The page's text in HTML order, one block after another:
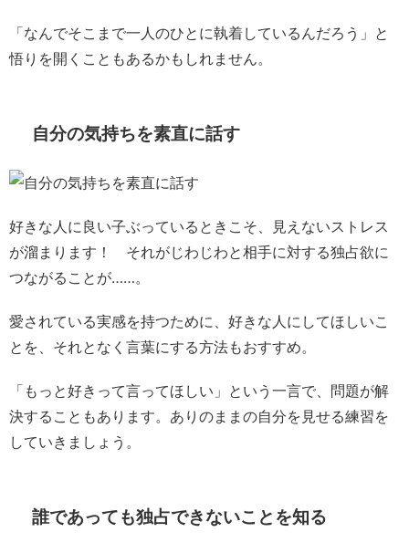
「なんでそこまで一人のひとに執着しているんだろう」と
悟りを開くこともあるかもしれません。
自分の気持ちを素直に話す
好きな人に良い子ぶっているときこそ、見えないストレス
が溜まります！ それがじわじわと相手に対する独占欲に
つながることが……。
愛されている実感を持つために、好きな人にしてほしいこ
とを、それとなく言葉にする方法もおすすめ。
「もっと好きって言ってほしい」という一言で、問題が解
決することもあります。ありのままの自分を見せる練習を
していきましょう。
誰であっても独占できないことを知る